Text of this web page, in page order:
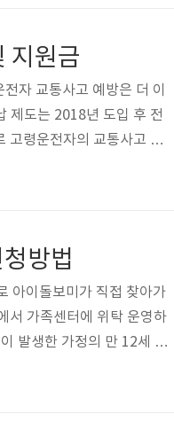
지원금
자 교통사고 예방은 더 이
제도는 2018년 도입 후 전
고령운전자의 교통사고 증
령 운전자 교통안전 문제 대
방법
아이돌보미가 직접 찾아가
서 가족센터에 위탁 운영하
발생한 가정의 만 12세 이
모의 양육부담을 경감하고